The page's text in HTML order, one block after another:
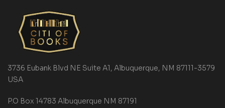
3736 Eubank Blvd NE Suite A1, Albuquerque, NM 87111-3579
USA
P.O Box 14783 Albuquerque NM 87191